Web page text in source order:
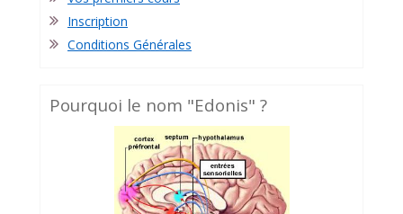
Inscription
Conditions Générales
Pourquoi le nom "Edonis" ?